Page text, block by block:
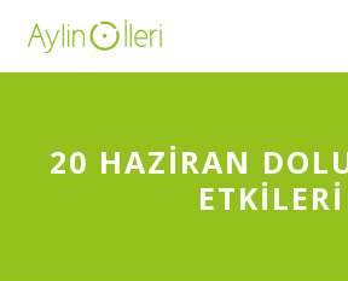
20 HAZIRAN
ETKILERI